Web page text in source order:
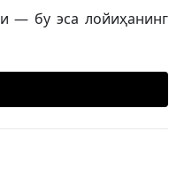
— бу эса лойиҳанинг